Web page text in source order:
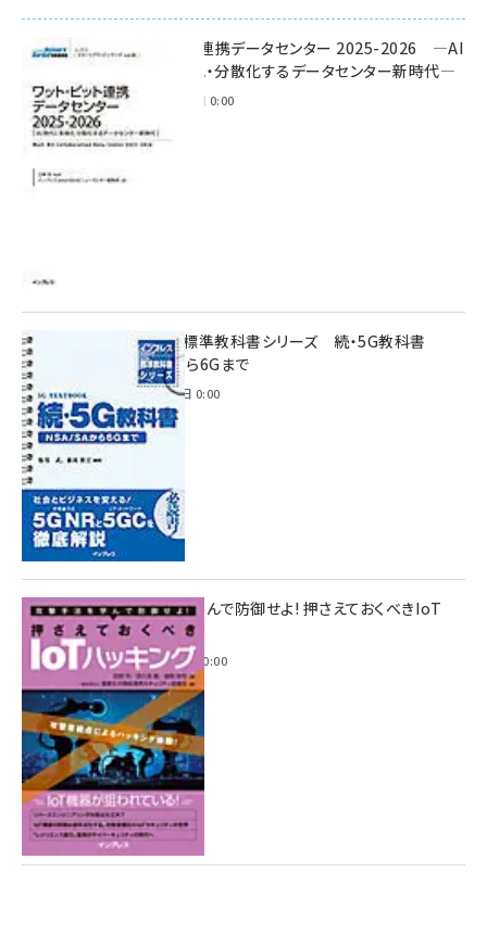
ワット・ビット連携データセンター 2025-2026 ―AI
時代に多様化・分散化するデータセンター新時代―
2025年11月28日 0:00
インプレス標準教科書シリーズ 続・5G教科書
NSA/SAから6Gまで
2023年4月3日 0:00
攻撃手法を学んで防御せよ! 押さえておくべきIoT
ハッキング
2022年6月14日 0:00